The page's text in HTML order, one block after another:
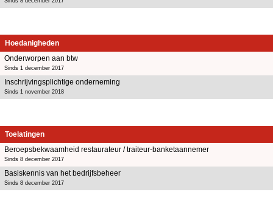
Hoedanigheden
Onderworpen aan btw
Sinds 1 december 2017
Inschrijvingsplichtige onderneming
Sinds 1 november 2018
Toelatingen
Beroepsbekwaamheid restaurateur / traiteur-banketaannemer
Sinds 8 december 2017
Basiskennis van het bedrijfsbeheer
Sinds 8 december 2017